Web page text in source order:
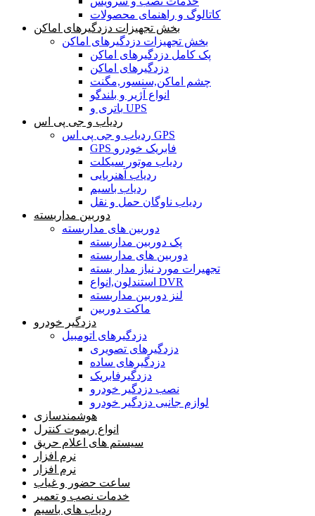
کاتالوگ و راهنمای محصولات
بخش تجهیزات دزدگیرهای اماکن
بخش تجهیزات دزدگیرهای اماکن
پک کامل دزدگیرهای اماکن
دزدگیرهای اماکن
چشم اماکن,سنسور,مگنت
انواع آژیر و بلندگو
باتری و UPS
ردیاب و جی پی اس
ردیاب و جی پی اس GPS
GPS فابریک خودرو
ردیاب موتور سیکلت
ردیاب آهنربایی
ردیاب باسیم
ردیاب ناوگان حمل و نقل
دوربین مداربسته
دوربین های مداربسته
پک دوربین مداربسته
دوربین های مداربسته
تجهیرات مورد نیاز مدار بسته
استندلون,انواع DVR
لنز دوربین مداربسته
ماکت دوربین
دزدگیر خودرو
دزدگیرهای اتومبیل
دزدگیرهای تصویری
دزدگیرهای ساده
دزدگیرفابریک
نصب دزدگیر خودرو
لوازم جانبی دزدگیر خودرو
هوشمندسازی
انواع ریموت کنترل
سیستم های اعلام حریق
نرم افزار
نرم افزار
ساعت حضور و غیاب
خدمات نصب و تعمیر
ردیاب های باسیم